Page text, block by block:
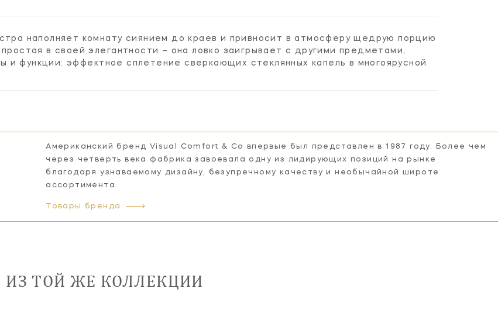
наполняет комнату сиянием до краев и привносит в атмосферу щедрую порцию
в своей элегантности – она ловко заигрывает с другими предметами,
функции: эффектное сплетение сверкающих стеклянных капель в многоярусной
Американский бренд Visual Comfort & Co впервые был представлен в 1987 году. Более чем
через четверть века фабрика завоевала одну из лидирующих позиций на рынке
благодаря узнаваемому дизайну, безупречному качеству и необычайной широте
ассортимента.
Товары бренда
ИЗ ТОЙ ЖЕ КОЛЛЕКЦИИ